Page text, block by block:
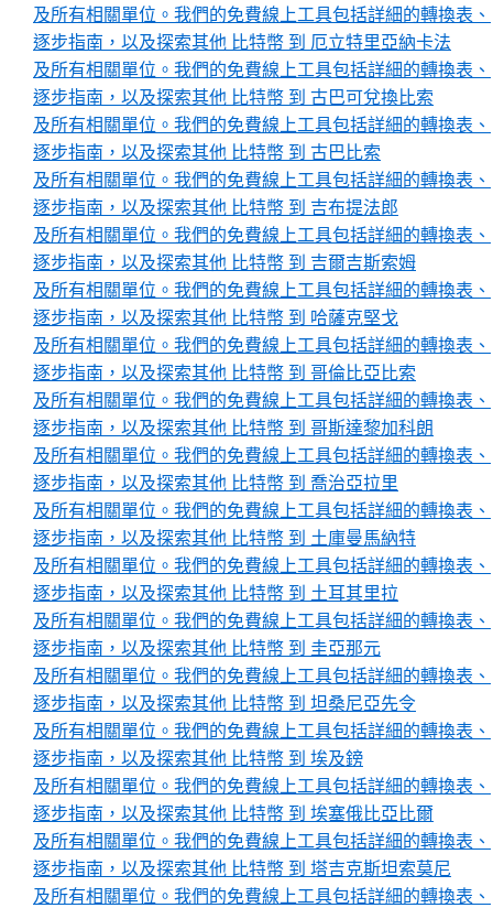
及所有相關單位。我們的免費線上工具包括詳細的轉換表、
逐步指南，以及探索其他 比特幣 到 厄立特里亞納卡法
及所有相關單位。我們的免費線上工具包括詳細的轉換表、
逐步指南，以及探索其他 比特幣 到 古巴可兌換比索
及所有相關單位。我們的免費線上工具包括詳細的轉換表、
逐步指南，以及探索其他 比特幣 到 古巴比索
及所有相關單位。我們的免費線上工具包括詳細的轉換表、
逐步指南，以及探索其他 比特幣 到 吉布提法郎
及所有相關單位。我們的免費線上工具包括詳細的轉換表、
逐步指南，以及探索其他 比特幣 到 吉爾吉斯索姆
及所有相關單位。我們的免費線上工具包括詳細的轉換表、
逐步指南，以及探索其他 比特幣 到 哈薩克堅戈
及所有相關單位。我們的免費線上工具包括詳細的轉換表、
逐步指南，以及探索其他 比特幣 到 哥倫比亞比索
及所有相關單位。我們的免費線上工具包括詳細的轉換表、
逐步指南，以及探索其他 比特幣 到 哥斯達黎加科朗
及所有相關單位。我們的免費線上工具包括詳細的轉換表、
逐步指南，以及探索其他 比特幣 到 喬治亞拉里
及所有相關單位。我們的免費線上工具包括詳細的轉換表、
逐步指南，以及探索其他 比特幣 到 土庫曼馬納特
及所有相關單位。我們的免費線上工具包括詳細的轉換表、
逐步指南，以及探索其他 比特幣 到 土耳其里拉
及所有相關單位。我們的免費線上工具包括詳細的轉換表、
逐步指南，以及探索其他 比特幣 到 圭亞那元
及所有相關單位。我們的免費線上工具包括詳細的轉換表、
逐步指南，以及探索其他 比特幣 到 坦桑尼亞先令
及所有相關單位。我們的免費線上工具包括詳細的轉換表、
逐步指南，以及探索其他 比特幣 到 埃及鎊
及所有相關單位。我們的免費線上工具包括詳細的轉換表、
逐步指南，以及探索其他 比特幣 到 埃塞俄比亞比爾
及所有相關單位。我們的免費線上工具包括詳細的轉換表、
逐步指南，以及探索其他 比特幣 到 塔吉克斯坦索莫尼
及所有相關單位。我們的免費線上工具包括詳細的轉換表、